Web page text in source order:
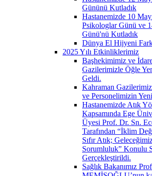
Gününü Kutladık
Hastanemizde 10
Psikologlar Günü ve
Günü'nü Kutladık
Dünya El Hijyeni
2025 Yılı Etkinliklerimiz
Başhekimimiz ve
Gazilerimizle Öğle
Geldi.
Kahraman
ve Personelimizin
Hastanemizde Atık
Kapsamında Ege
Üyesi Prof. Dr. Sn.
Tarafından “İklim
Sıfır Atık;
Sorumluluk” Konulu
Gerçekleştirildi.
Sağlık Bakanımız